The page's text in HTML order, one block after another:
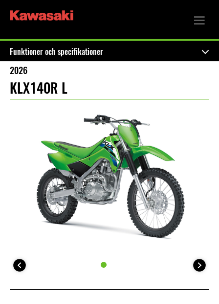
Funktioner och specifikationer
2026
KLX140R L